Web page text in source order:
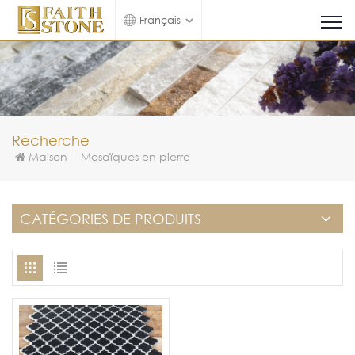
Français
Recherche
Maison Mosaïques en pierre
CATÉGORIES DE PRODUITS